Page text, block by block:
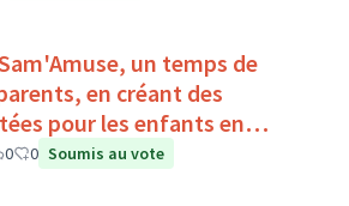
un temps de
en créant des
pour les enfants en
de handicap
0 0 Soumis au vote